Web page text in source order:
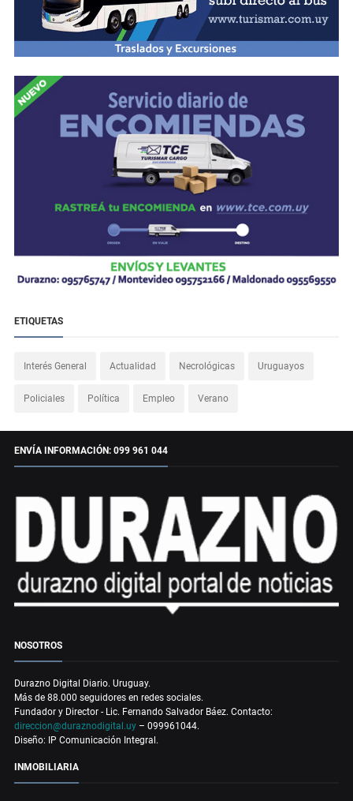
ETIQUETAS
Interés General Actualidad Necrológicas Uruguayos
Policiales Política Empleo Verano
ENVÍA INFORMACIÓN: 099 961 044
NOSOTROS
Durazno Digital Diario. Uruguay.
Más de 88.000 seguidores en redes sociales.
Fundador y Director - Lic. Fernando Salvador Báez. Contacto:
direccion@duraznodigital.uy – 099961044.
Diseño: IP Comunicación Integral.
INMOBILIARIA